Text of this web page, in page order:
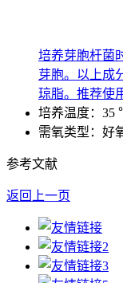
培养芽胞杆菌
芽胞。以上成
琼脂。推荐使
培养温度：35
需氧类型：好
参考文献
返回上一页